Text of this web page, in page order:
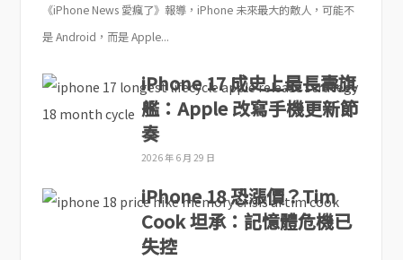
《iPhone News 愛瘋了》報導，iPhone 未來最大的敵人，可能不
是 Android，而是 Apple...
iPhone 17 成史上最長壽旗
艦：Apple 改寫手機更新節
奏
2026 年 6 月 29 日
iPhone 18 恐漲價？Tim
Cook 坦承：記憶體危機已
失控